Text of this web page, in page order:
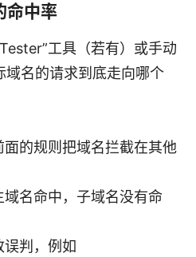
命中率
工具（若有）或手动
域名的请求到底走向哪个
的规则把域名拦截在其他
名命中，子域名没有命
判，例如